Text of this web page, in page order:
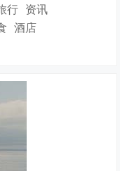
行 资讯
酒店